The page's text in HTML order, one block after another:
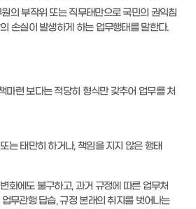
의 부작위 또는 직무태만으로 국민의 권익침
손실이 발생하게 하는 업무행태를 말한다.
마련 보다는 적당히 형식만 갖추어 업무를 처
는 태만히 하거나, 책임을 지지 않은 행태
화에도 불구하고, 과거 규정에 따른 업무처
무관행 답습, 규정 본래의 취지를 벗어나는